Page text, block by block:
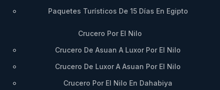
Paquetes Turísticos De 15 Días En Egipto
Crucero Por El Nilo
Crucero De Asuan A Luxor Por El Nilo
Crucero De Luxor A Asuan Por El Nilo
Crucero Por El Nilo En Dahabiya